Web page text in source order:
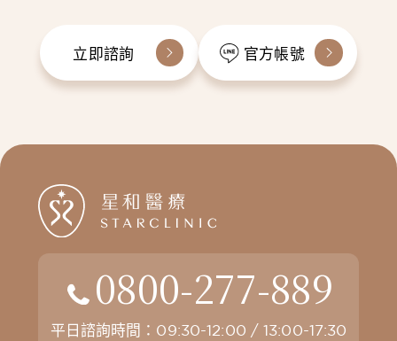
立即諮詢 官方帳號
0800-277-889
平日諮詢時間：09:30-12:00 / 13:00-17:30